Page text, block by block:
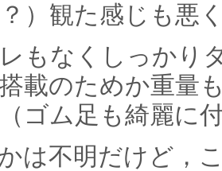
）観た感じも悪
もなくしっかり
載のためか重量
ゴム足も綺麗に
は不明だけど，